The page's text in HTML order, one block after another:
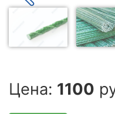
Цена: 1100